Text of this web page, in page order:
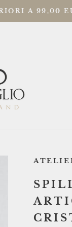
A 99,00